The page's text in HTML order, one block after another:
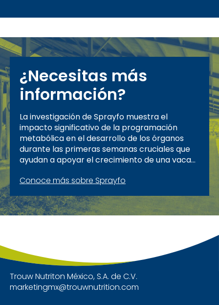
¿Necesitas más
información?
La investigación de Sprayfo muestra el
impacto significativo de la programación
metabólica en el desarrollo de los órganos
durante las primeras semanas cruciales que
ayudan a apoyar el crecimiento de una vaca
adelante en la vida.
Conoce más sobre Sprayfo
Trouw Nutriton México, S.A. de C.V.
marketingmx@trouwnutrition.com